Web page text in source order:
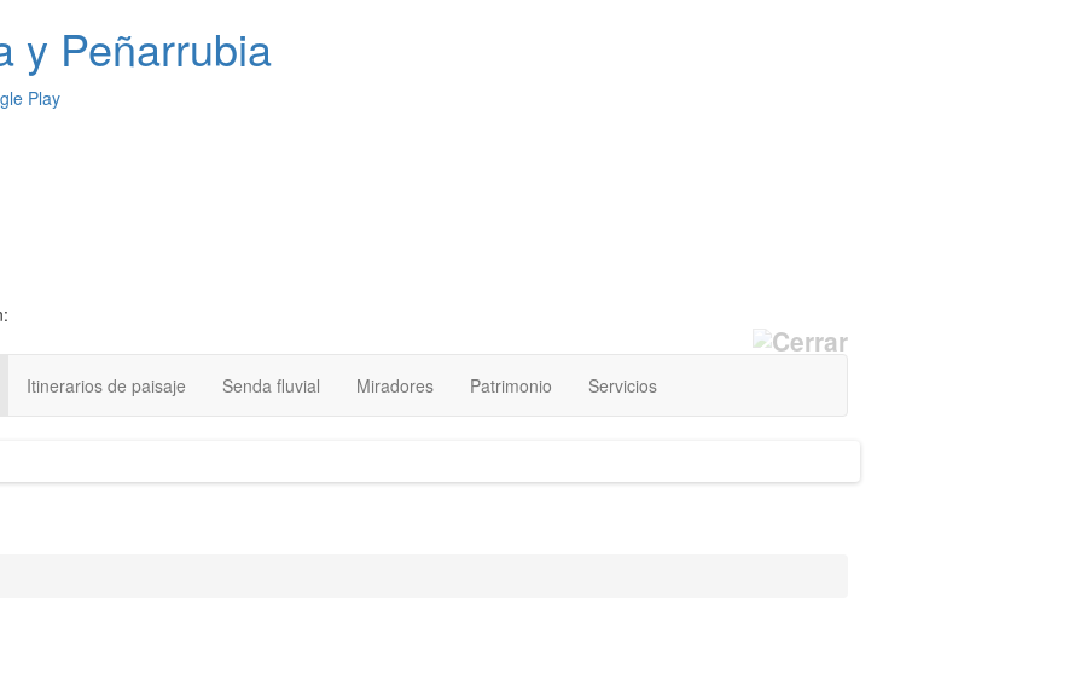
y Peñarrubia
Itinerarios de paisaje Senda fluvial Miradores Patrimonio Servicios